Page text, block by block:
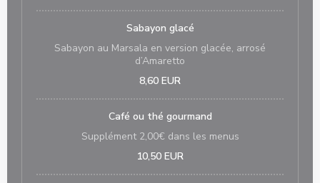
Sabayon glacé
Sabayon au Marsala en version glacée, arrosé
d’Amaretto
8,60 EUR
Café ou thé gourmand
Supplément 2,00€ dans les menus
10,50 EUR